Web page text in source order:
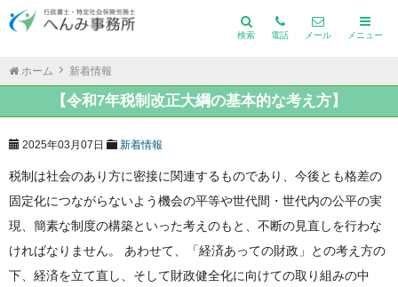
検索 電話 メール メニュー
ホーム 新着情報
【令和7年税制改正大綱の基本的な考え方】
2025年03月07日 新着情報
税制は社会のあり方に密接に関連するものであり、今後とも格差の
固定化につながらないよう機会の平等や世代間・世代内の公平の実
現、簡素な制度の構築といった考えのもと、不断の見直しを行わな
ければなりません。 あわせて、「経済あっての財政」との考え方の
下、経済を立て直し、そして財政健全化に向けての取り組みの中